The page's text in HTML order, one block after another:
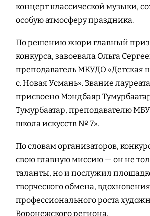
концерт классической музыки,
особую атмосферу праздника.
По решению жюри главный
конкурса, завоевала Ольга
преподаватель МКУДО «Детская
с. Новая Усмань». Звание
присвоено Мэндбаяр
Тумурбаатар, преподавателю
школа искусств № 7».
По словам организаторов,
свою главную миссию — он не
таланты, но и послужил
творческого обмена,
профессионального роста
Воронежского региона.